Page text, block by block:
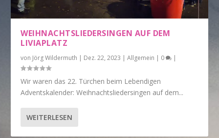
WEIHNACHTSLIEDERSINGEN AUF DEM
LIVIAPLATZ
von Jörg Wildermuth | Dez. 22, 2023 |Allgemein | 0 |
Wir waren das 22. Türchen beim Lebendigen
Adventskalender: Weihnachtsliedersingen auf dem...
WEITERLESEN